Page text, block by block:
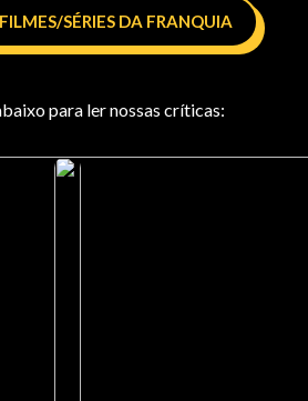
SÉRIES DA FRANQUIA
para ler nossas críticas: